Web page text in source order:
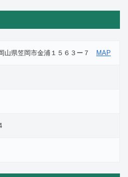
山県笠岡市金浦１５６３ー７ MAP